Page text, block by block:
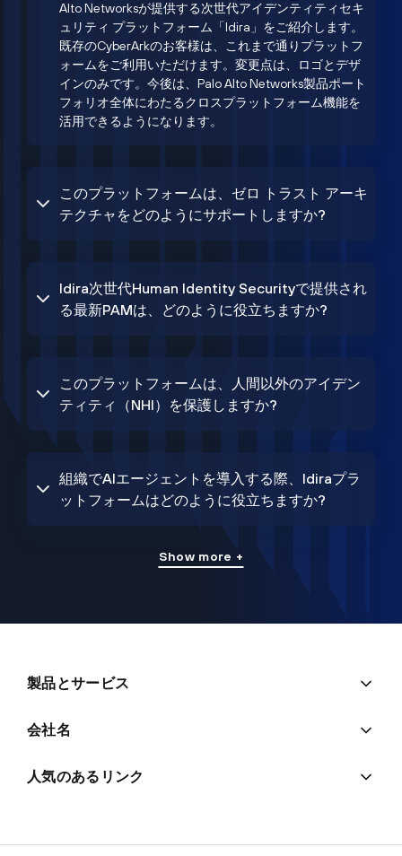
Alto Networksが提供する次世代アイデンティティセキ
ュリティ プラットフォーム「Idira」をご紹介します。
既存のCyberArkのお客様は、これまで通りプラットフ
ォームをご利用いただけます。変更点は、ロゴとデザ
インのみです。今後は、Palo Alto Networks製品ポート
フォリオ全体にわたるクロスプラットフォーム機能を
活用できるようになります。
このプラットフォームは、ゼロ トラスト アーキ
テクチャをどのようにサポートしますか?
Idira次世代Human Identity Securityで提供され
る最新PAMは、どのように役立ちますか?
このプラットフォームは、人間以外のアイデン
ティティ（NHI）を保護しますか?
組織でAIエージェントを導入する際、Idiraプラ
ットフォームはどのように役立ちますか?
Show more +
製品とサービス
会社名
人気のあるリンク